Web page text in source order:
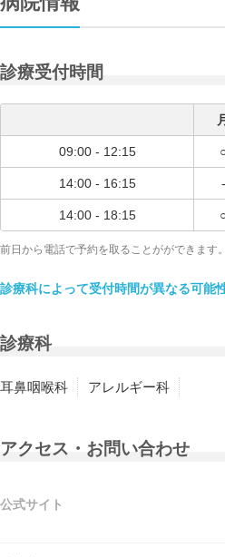
診療受付時間
月
09:00 - 12:15
14:00 - 16:15 -
14:00 - 18:15
前日から電話で予約を取ることがができます。
診療科によって受付時間が異なる可能
診療科
耳鼻咽喉科 アレルギー科
アクセス・お問い合わせ
公式サイト